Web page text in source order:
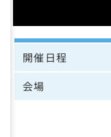
開催日程
会場